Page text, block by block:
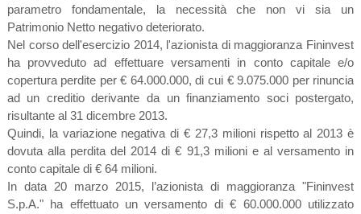
parametro fondamentale, la necessità che non vi sia un
Patrimonio Netto negativo deteriorato.
Nel corso dell'esercizio 2014, l'azionista di maggioranza Fininvest
ha provveduto ad effettuare versamenti in conto capitale e/o
copertura perdite per € 64.000.000, di cui € 9.075.000 per rinuncia
ad un creditio derivante da un finanziamento soci postergato,
risultante al 31 dicembre 2013.
Quindi, la variazione negativa di € 27,3 milioni rispetto al 2013 è
dovuta alla perdita del 2014 di € 91,3 milioni e al versamento in
conto capitale di € 64 milioni.
In data 20 marzo 2015, l’azionista di maggioranza "Fininvest
S.p.A." ha effettuato un versamento di € 60.000.000 utilizzato